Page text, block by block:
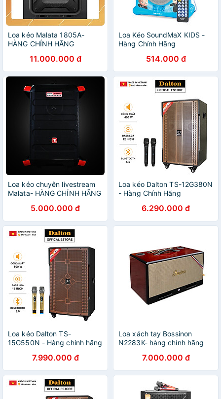
Loa kéo Malata 1805A-
HÀNG CHÍNH HÃNG
11.000.000 đ
Loa Kéo SoundMaX KIDS -
Hàng Chính Hãng
514.000 đ
Loa kéo chuyên livestream
Malata- HÀNG CHÍNH HÃNG
5.000.000 đ
Loa kéo Dalton TS-12G380N
- Hàng Chính Hãng
6.290.000 đ
Loa kéo Dalton TS-
15G550N - Hàng chính hãng
7.990.000 đ
Loa xách tay Bossinon
N2283K- hàng chính hãng
7.000.000 đ